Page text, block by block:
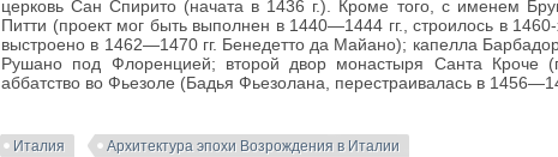
церковь Сан Спирито (начата в 1436 г.). Кроме того, с именем
Питти (проект мог быть выполнен в 1440—1444 гг., строилось в
выстроено в 1462—1470 гг. Бенедетто да Майано); капелла
Рушано под Флоренцией; второй двор монастыря Санта Кроче
аббатство во Фьезоле (Бадья Фьезолана, перестраивалась в
Италия Архитектура эпохи Возрождения в Италии